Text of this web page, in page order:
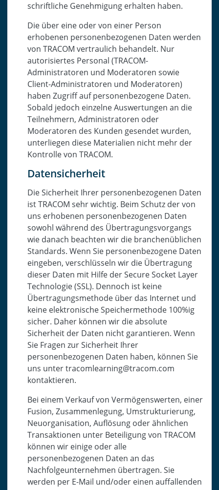
schriftliche Genehmigung erhalten haben.
Die über eine oder von einer Person
erhobenen personenbezogenen Daten werden
von TRACOM vertraulich behandelt. Nur
autorisiertes Personal (TRACOM-
Administratoren und Moderatoren sowie
Client-Administratoren und Moderatoren)
haben Zugriff auf personenbezogene Daten.
Sobald jedoch einzelne Auswertungen an die
Teilnehmern, Administratoren oder
Moderatoren des Kunden gesendet wurden,
unterliegen diese Materialien nicht mehr der
Kontrolle von TRACOM.
Datensicherheit
Die Sicherheit Ihrer personenbezogenen Daten
ist TRACOM sehr wichtig. Beim Schutz der von
uns erhobenen personenbezogenen Daten
sowohl während des Übertragungsvorgangs
wie danach beachten wir die branchenüblichen
Standards. Wenn Sie personenbezogene Daten
eingeben, verschlüsseln wir die Übertragung
dieser Daten mit Hilfe der Secure Socket Layer
Technologie (SSL). Dennoch ist keine
Übertragungsmethode über das Internet und
keine elektronische Speichermethode 100%ig
sicher. Daher können wir die absolute
Sicherheit der Daten nicht garantieren. Wenn
Sie Fragen zur Sicherheit Ihrer
personenbezogenen Daten haben, können Sie
uns unter tracomlearning@tracom.com
kontaktieren.
Bei einem Verkauf von Vermögenswerten, einer
Fusion, Zusammenlegung, Umstrukturierung,
Neuorganisation, Auflösung oder ähnlichen
Transaktionen unter Beteiligung von TRACOM
können wir einige oder alle
personenbezogenen Daten an das
Nachfolgeunternehmen übertragen. Sie
werden per E-Mail und/oder einen auffallenden